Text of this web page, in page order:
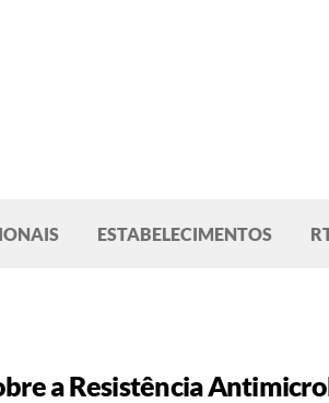
ESTABELECIMENTOS
a Resistência